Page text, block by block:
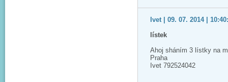
Ivet | 09. 07. 2014 |
lístek
Ahoj sháním 3 lístky na
Praha
Ivet 792524042